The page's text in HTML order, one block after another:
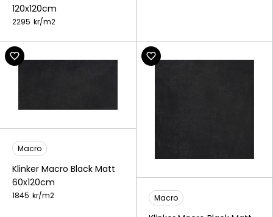
120x120cm
2295 kr/m2
Macro
Klinker Macro Black Matt
60x120cm
1845 kr/m2 Macro